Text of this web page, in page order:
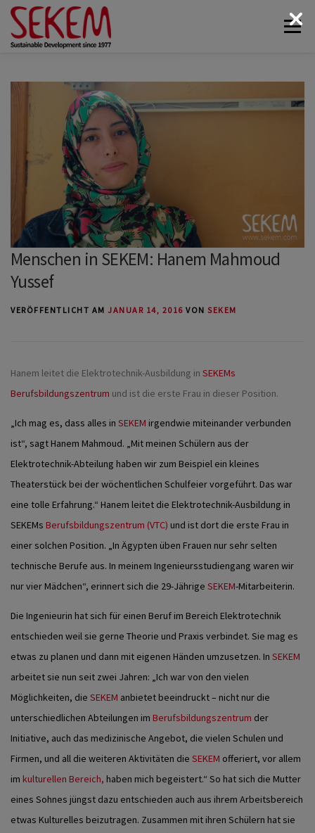
Zum
Inhalt
springen
Menü
ÜBER UNS WIRTSCHAFT SOZIALES LEBEN
ÖKOLOGIE
KONTAKT
Menschen in SEKEM: Hanem Mahmoud
Yussef
VERÖFFENTLICHT AM JANUAR 14, 2016 VON SEKEM
Hanem leitet die Elektrotechnik-Ausbildung in SEKEMs
Berufsbildungszentrum und ist die erste Frau in dieser Position.
„Ich mag es, dass alles in SEKEM irgendwie miteinander verbunden
ist“, sagt Hanem Mahmoud. „Mit meinen Schülern aus der
Elektrotechnik-Abteilung haben wir zum Beispiel ein kleines
Theaterstück bei der wöchentlichen Schulfeier vorgeführt. Das war
eine tolle Erfahrung.“ Hanem leitet die Elektrotechnik-Ausbildung in
SEKEMs Berufsbildungszentrum (VTC) und ist dort die erste Frau in
einer solchen Position. „In Ägypten üben Frauen nur sehr selten
technische Berufe aus. In meinem Ingenieursstudiengang waren wir
nur vier Mädchen“, erinnert sich die 29-Jährige SEKEM-Mitarbeiterin.
Die Ingenieurin hat sich für einen Beruf im Bereich Elektrotechnik
entschieden weil sie gerne Theorie und Praxis verbindet. Sie mag es
etwas zu planen und dann mit eigenen Händen umzusetzen. In SEKEM
arbeitet sie nun seit zwei Jahren: „Ich war von den vielen
Möglichkeiten, die SEKEM anbietet beeindruckt – nicht nur die
unterschiedlichen Abteilungen im Berufsbildungszentrum der
Initiative, auch das medizinische Angebot, die vielen Schulen und
Firmen, und all die weiteren Aktivitäten die SEKEM offeriert, vor allem
im kulturellen Bereich, haben mich begeistert.“ So hat sich die Mutter
eines Sohnes jüngst dazu entschieden auch aus ihrem Arbeitsbereich
etwas Kulturelles beizutragen. Zusammen mit ihren Schülern hat sie